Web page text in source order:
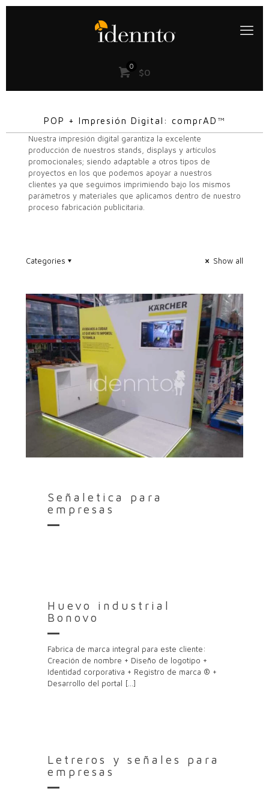
0
$0
POP + Impresión Digital: comprAD™
Nuestra impresión digital garantiza la excelente
producción de nuestros stands, displays y artículos
promocionales; siendo adaptable a otros tipos de
proyectos en los que podemos apoyar a nuestros
clientes ya que seguimos imprimiendo bajo los mismos
parámetros y materiales que aplicamos dentro de nuestro
proceso fabricación publicitaria.
Categories Show all
Stands promocionales
para activaciones
Señaletica para
empresas
Huevo industrial
Bonovo
Fabrica de marca integral para este cliente:
Creación de nombre + Diseño de logotipo +
Identidad corporativa + Registro de marca ® +
Desarrollo del portal […]
Letreros y señales para
empresas